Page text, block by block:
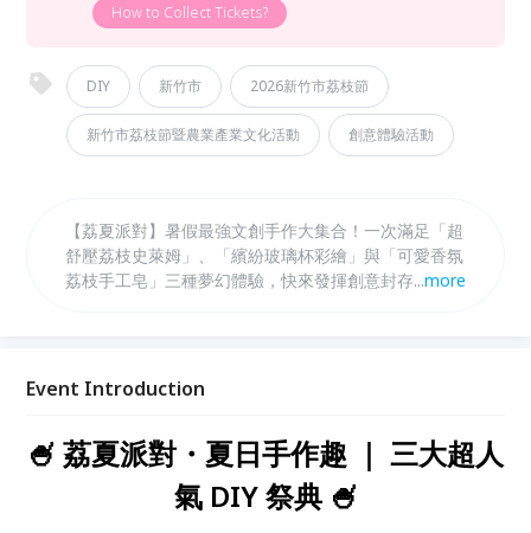
How to Collect Tickets?
DIY 新竹市 2026新竹市荔枝節
新竹市荔枝節暨農業產業文化活動 創意體驗活動
【荔夏派對】暑假最強文創手作大集合！一次滿足「超
舒壓荔枝史萊姆」、「繽紛玻璃杯彩繪」與「可愛香氛
荔枝手工皂」三種夢幻體驗，快來發揮創意封存專屬的
...more
Event Introduction
🍧 荔夏派對・夏日手作趣 ｜ 三大超人
氣 DIY 祭典 🍧